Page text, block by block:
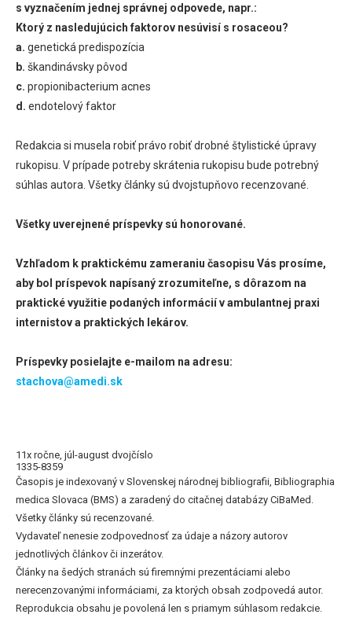
s vyznačením jednej správnej odpovede, napr.:
Ktorý z nasledujúcich faktorov nesúvisí s rosaceou?
a. genetická predispozícia
b. škandinávsky pôvod
c. propionibacterium acnes
d. endotelový faktor
Redakcia si musela robiť právo robiť drobné štylistické úpravy
rukopisu. V prípade potreby skrátenia rukopisu bude potrebný
súhlas autora. Všetky články sú dvojstupňovo recenzované.
Všetky uverejnené príspevky sú honorované.
Vzhľadom k praktickému zameraniu časopisu Vás prosíme,
aby bol príspevok napísaný zrozumiteľne, s dôrazom na
praktické využitie podaných informácií v ambulantnej praxi
internistov a praktických lekárov.
Príspevky posielajte e-mailom na adresu:
stachova@amedi.sk
11x ročne, júl-august dvojčíslo
1335-8359
Časopis je indexovaný v Slovenskej národnej bibliografii, Bibliographia
medica Slovaca (BMS) a zaradený do citačnej databázy CiBaMed.
Všetky články sú recenzované.
Vydavateľ nenesie zodpovednosť za údaje a názory autorov
jednotlivých článkov či inzerátov.
Články na šedých stranách sú firemnými prezentáciami alebo
nerecenzovanými informáciami, za ktorých obsah zodpovedá autor.
Reprodukcia obsahu je povolená len s priamym súhlasom redakcie.